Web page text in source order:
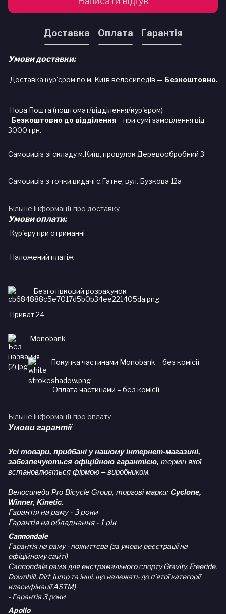
Доставка Оплата Гарантія
Умови доставки:
Доставка кур'єром по м. Київ велосипедів — Безкоштовно.
Нова Пошта (поштомат/відділення/кур'єром)
Безкоштовно до відділення – при сумі замовлення від
3000 грн.
Самовивіз зі складу м.Київ, провулок Деревообробний 3
Самовивіз з точки видачі с.Гатне, вул. Бузкова 12а
Більше інформації про доставку
Умови оплати:
Кур'єру при отриманні
Наложений платіж
Безготівковий розрахунок
Приват 24
Monobank
Покупка частинами Monobank – без комісії
Оплата частинами – без комісії
Більше інформації про оплату
Умови гарантії
Усі товари, придбані у нашому інтернет-магазині,
забезпечуються офіційною гарантією, термін якої
встановлюється фірмою – виробником.
Велосипеди Pro Bicycle Group, торгові марки: Cyclone,
Winner, Kinetic.
Гарантія на раму - 3 роки
Гарантія на обладнання - 1 рік
Cannondale
Гарантія на раму - пожиттєва (за умови реєстрації на
офіційному сайті)
Cannondale рами для екстримального спорту Gravity, Freeride,
Downhill, Dirt Jump та інші, що належать до п'ятої категорії
класифікації ASTM)
- Гарантія 3 роки
Apollo